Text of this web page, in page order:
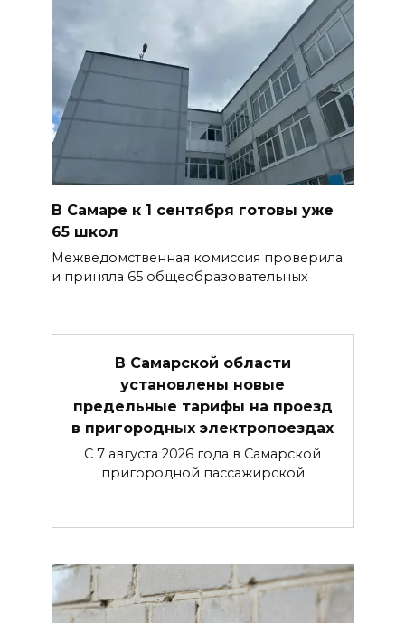
В Самаре к 1 сентября готовы уже
65 школ
Межведомственная комиссия проверила
и приняла 65 общеобразовательных
В Самарской области
установлены новые
предельные тарифы на проезд
в пригородных электропоездах
С 7 августа 2026 года в Самарской
пригородной пассажирской